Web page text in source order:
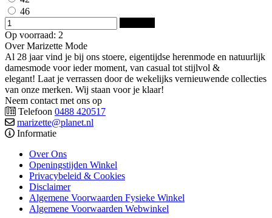
46
Op voorraad: 2
Over Marizette Mode
Al 28 jaar vind je bij ons stoere, eigentijdse herenmode en natuurlijk
damesmode voor ieder moment, van casual tot stijlvol &
elegant! Laat je verrassen door de wekelijks vernieuwende collecties
van onze merken. Wij staan voor je klaar!
Neem contact met ons op
Telefoon 0488 420517
marizette@planet.nl
Informatie
Over Ons
Openingstijden Winkel
Privacybeleid & Cookies
Disclaimer
Algemene Voorwaarden Fysieke Winkel
Algemene Voorwaarden Webwinkel